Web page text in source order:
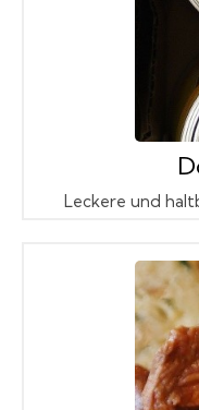
Leckere und